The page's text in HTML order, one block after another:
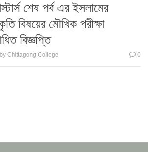
শেষ পর্ব এর ইসলামের
বিষয়ের মৌখিক পরীক্ষা
বিজ্ঞপ্তি
by Chittagong College 0